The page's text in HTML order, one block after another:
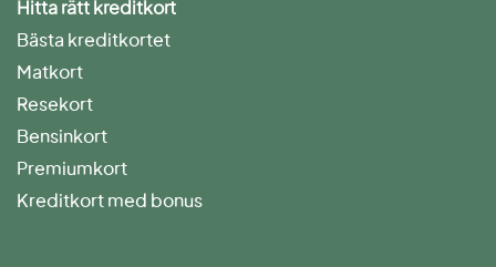
Hitta rätt kreditkort
Bästa kreditkortet
Matkort
Resekort
Bensinkort
Premiumkort
Kreditkort med bonus